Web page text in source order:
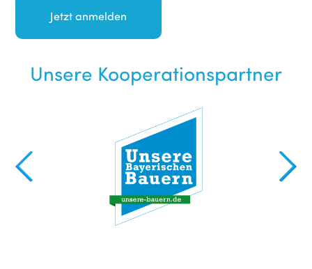
Unsere Kooperationspartner